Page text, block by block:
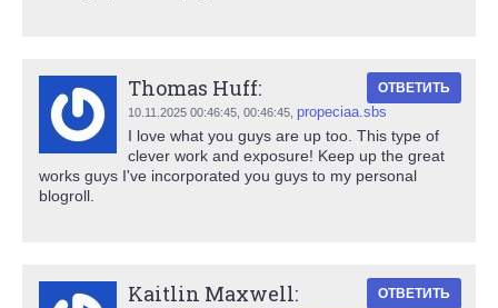
Thomas Huff:
10.11.2025 00:46:45, 00:46:45 propeciaa.sbs
ОТВЕТИТЬ
I love what you guys are up too. This type of
clever work and exposure! Keep up the great
works guys I've incorporated you guys to my personal
blogroll.
Kaitlin Maxwell: ОТВЕТИТЬ